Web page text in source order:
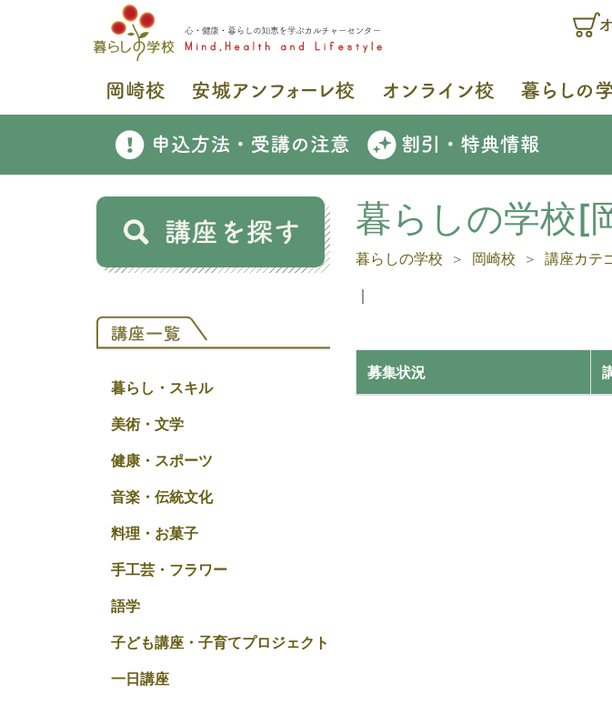
暮らし・スキル
美術・文学
健康・スポーツ
音楽・伝統文化
料理・お菓子
手工芸・フラワー
語学
子ども講座・子育てプロジェクト
一日講座
暮らしの学校[
暮らしの学校 岡崎校
講座カテ
｜
募集状況